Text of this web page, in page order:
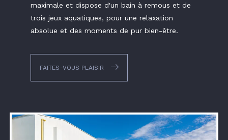
maximale et dispose d'un bain à remous et de
trois jeux aquatiques, pour une relaxation
absolue et des moments de pur bien-être.
FAITES-VOUS PLAISIR